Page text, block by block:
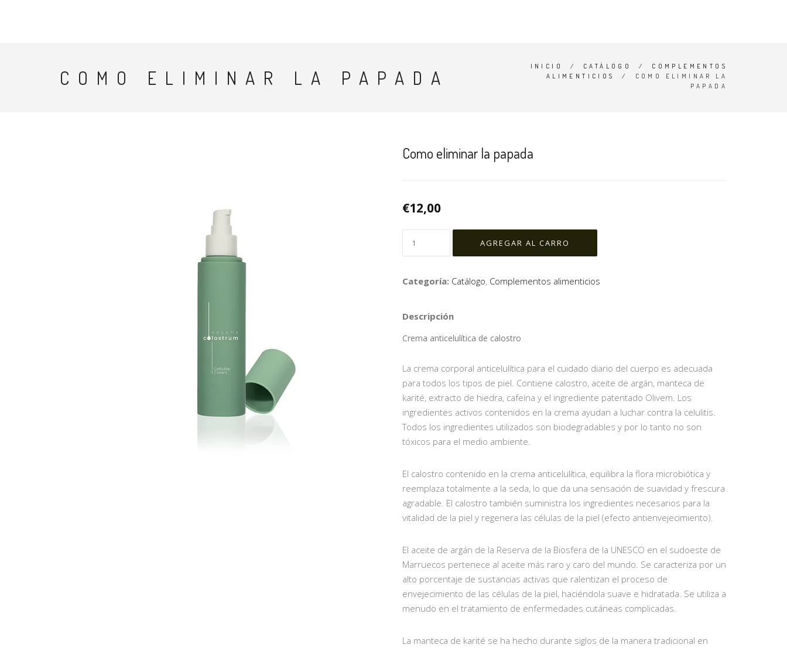
COMO ELIMINAR LA PAPADA
INICIO / CATÁLOGO / COMPLEMENTOS
ALIMENTICIOS
/
COMO ELIMINAR LA
PAPADA
Como eliminar la papada
€12,00
Categoría: Catálogo, Complementos alimenticios
Descripción
Crema anticelulítica de calostro
La crema corporal anticelulítica para el cuidado diario del cuerpo es adecuada
para todos los tipos de piel. Contiene calostro, aceite de argán, manteca de
karité, extracto de hiedra, cafeína y el ingrediente patentado Olivem. Los
ingredientes activos contenidos en la crema ayudan a luchar contra la celulitis.
Todos los ingredientes utilizados ​​son biodegradables y por lo tanto no son
tóxicos para el medio ambiente.
El calostro contenido en la crema anticelulítica, equilibra la flora microbiótica y
reemplaza totalmente a la seda, lo que da una sensación de suavidad y frescura
agradable. El calostro también suministra los ingredientes necesarios para la
vitalidad de la piel y regenera las células de la piel (efecto antienvejecimiento).
El aceite de argán de la Reserva de la Biosfera de la UNESCO en el sudoeste de
Marruecos pertenece al aceite más raro y caro del mundo. Se caracteriza por un
alto porcentaje de sustancias activas que ralentizan el proceso de
envejecimiento de las células de la piel, haciéndola suave e hidratada. Se utiliza a
menudo en el tratamiento de enfermedades cutáneas complicadas.
La manteca de karité se ha hecho durante siglos de la manera tradicional en